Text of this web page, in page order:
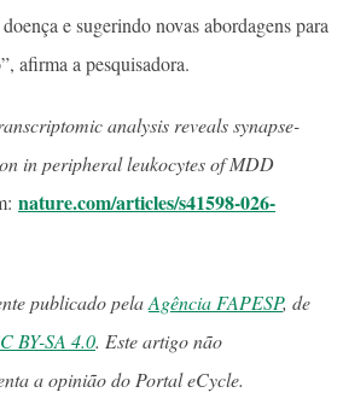
e sugerindo novas abordagens para
afirma a pesquisadora.
analysis reveals synapse-
in peripheral leukocytes of MDD
nature.com/articles/s41598-026-
publicado pelaAgência FAPESP, de
BY-SA 4.0. Este artigo não
a opinião do Portal eCycle.